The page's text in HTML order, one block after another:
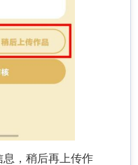
，稍后再上传作